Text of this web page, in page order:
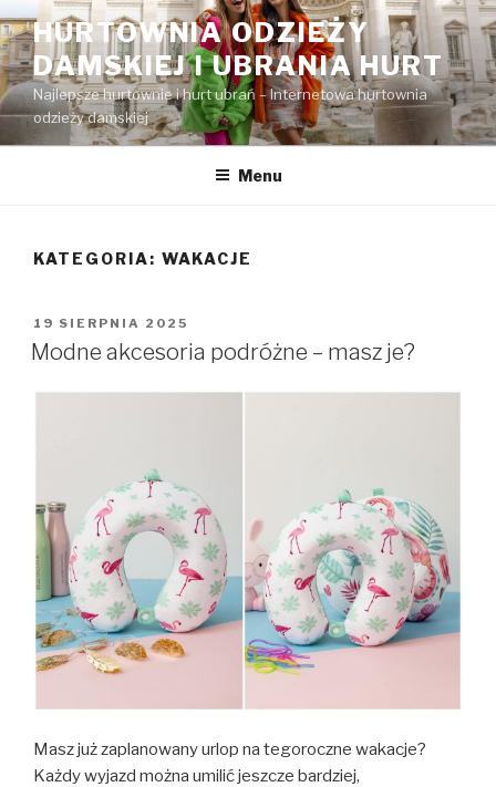
Przejdź
do
treści
HURTOWNIA ODZIEŻY
DAMSKIEJ I UBRANIA HURT
Najlepsze hurtownie i hurt ubrań – Internetowa hurtownia
odzieży damskiej
Menu
KATEGORIA: WAKACJE
OPUBLIKOWANE
W
19 SIERPNIA 2025
Modne akcesoria podróżne – masz je?
Masz już zaplanowany urlop na tegoroczne wakacje?
Każdy wyjazd można umilić jeszcze bardziej,